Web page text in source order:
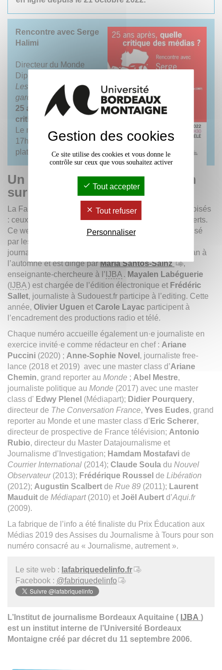
Rencontre avec Serge
Halimi
Directeur du Monde
Diplomatique, auteur de
Les nouveaux chiens de
garde
(1997)
25 ans après, quelle
critique des médias ?
Le mardi 11 octobre de
17h30 à 19h30 au
plateau télé de l’IJBA
Un webmagazine d'information
sur l'information
La Fabrique de l’info s’enrichit en outre de regards croisés
: ceux de journalistes, chercheurs, universitaires, experts.
Ce webmagazine d’information sur l’information, réalisé
par les étudiants du Master 2 de l’
journalisme Bordeaux Aquitaine), paraît une fois par an à
l’automne et est dirigé parMaria Santos-Sainz
,
enseignante-chercheure à l’ IJBA . Mayalen Labéguerie
( IJBA) est chargée de l’édition électronique et Frédéric
Sallet, journaliste à Sudouest.fr participe à l’editing. Cette
année, Olivier Uguen et Carole Layac participent à
l’encadrement des productions radio et télé.
Chaque numéro accueille également un·e journaliste en
exercice invité·e comme rédacteur en chef : Ariane
Puccini (2020) ; Anne-Sophie Novel , journaliste free-
lance (2018 et 2019) avec une master class d’Ariane
Chemin, grand reporter au Monde ; Abel Mestre,
journaliste politique au Monde (2017) avec une master
class d' Edwy Plenel (Médiapart); Didier Pourquery,
directeur de The Conversation France, Yves Eudes, grand
reporter au Monde et une master class d’ Eric Scherer,
directeur de prospective de France télévision; Antonio
Rubio, directeur du Master Datajournalisme et
Journalisme d’Investigation; Hamdam Mostafavi de
Courrier International (2014); Claude Soula du Nouvel
Observateur(2013); Frédérique Roussel de Libération
(2012); Augustin Scalbert de Rue 89 (2011); Laurent
Mauduit de Médiapart (2010) et Joël Aubert d’Aqui.fr
(2009).
La fabrique de l’info a été finaliste du Prix Éducation aux
Médias 2019 des Assises du Journalisme à Tours pour son
numéro consacré au « Journalisme, autrement ».
Le site web : lafabriquedelinfo.fr
Facebook : @fabriquedelinfo
L’Institut de journalisme Bordeaux Aquitaine ( IJBA )
est un institut interne de l’Université Bordeaux
Montaigne créé par décret du 11 septembre 2006.
Gestion des cookies
Ce site utilise des cookies et vous donne le
contrôle sur ceux que vous souhaitez activer
Tout accepter
Tout refuser
Personnaliser